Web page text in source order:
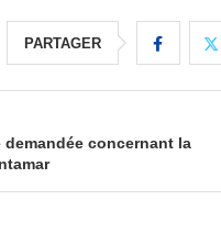
PARTAGER
concernant la